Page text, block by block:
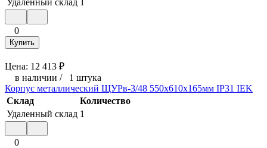
0
Купить
Цена: 12 413 ₽
в наличии / 1 штука
Корпус металлический ЩУРв-3/48 550х610х165мм IP31 IEK
Склад
Количество
Удаленный склад 1
0